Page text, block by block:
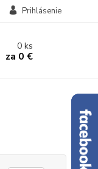
Prihlásenie
0ks
za 0 €